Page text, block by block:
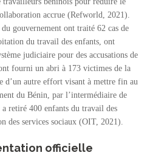
accrue (Refworld, 2021).
gouvernement ont traité 62 cas de
du travail des enfants, ont
judiciaire pour des accusations de
fourni un abri à 173 victimes de la
d’un autre effort visant à mettre fin au
du Bénin, par l’intermédiaire de
a retiré 400 enfants du travail des
des services sociaux (OIT, 2021).
officielle